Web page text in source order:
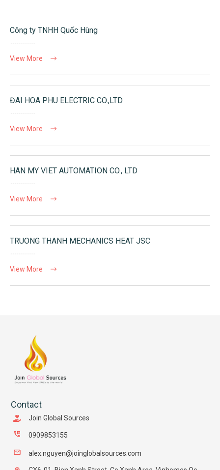
Công ty TNHH Quốc Hùng
View More
ĐAI HOA PHU ELECTRIC CO.,LTD
View More
HAN MY VIET AUTOMATION CO., LTD
View More
TRUONG THANH MECHANICS HEAT JSC
View More
Contact
Join Global Sources
0909853155
alex.nguyen@joinglobalsources.com